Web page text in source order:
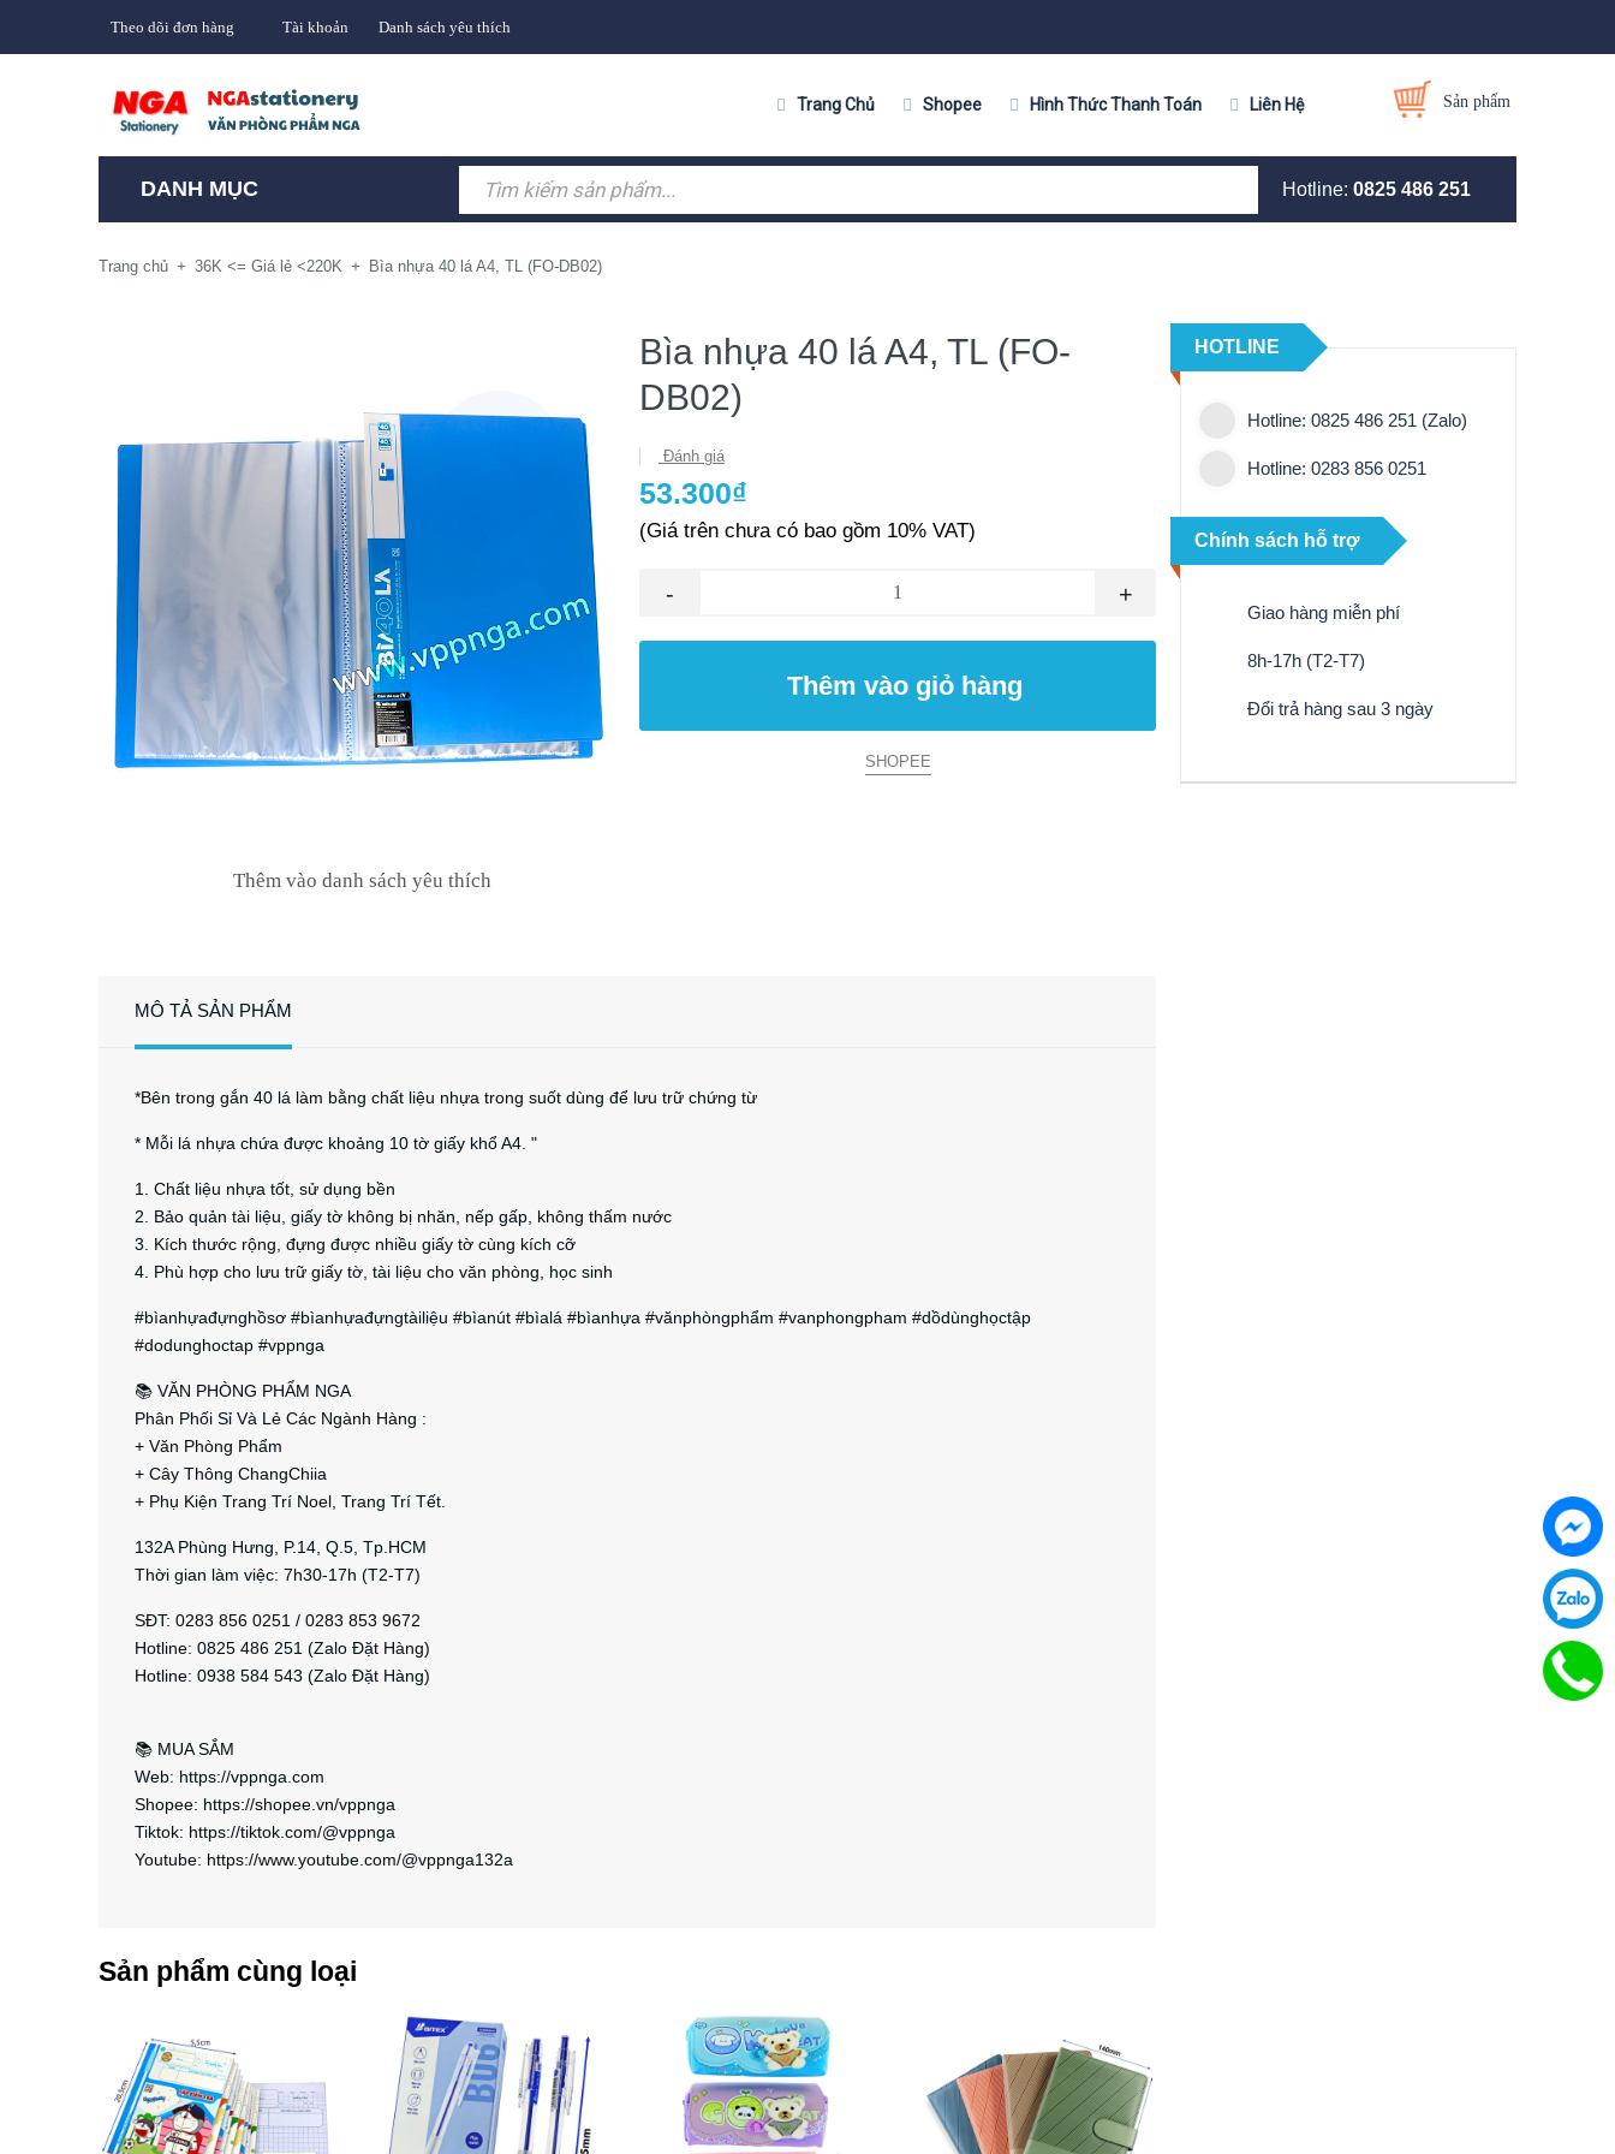
Theo dõi đơn hàng Tài khoản Danh sách yêu thích
Trang Chủ Shopee Hình Thức Thanh Toán Liên Hệ Sản phẩm
DANH MỤC Hotline: 0825 486 251
Trang chủ + 36K <= Giá lẻ <220K + Bìa nhựa 40 lá A4, TL (FO-DB02)
Thêm vào danh sách yêu thích
Bìa nhựa 40 lá A4, TL (FO-
DB02)
Đánh giá
53.300₫
(Giá trên chưa có bao gồm 10% VAT)
- +
Thêm vào giỏ hàng
SHOPEE
MÔ TẢ SẢN PHẨM
*Bên trong gắn 40 lá làm bằng chất liệu nhựa trong suốt dùng để lưu trữ chứng từ
* Mỗi lá nhựa chứa được khoảng 10 tờ giấy khổ A4. "
1. Chất liệu nhựa tốt, sử dụng bền
2. Bảo quản tài liệu, giấy tờ không bị nhăn, nếp gấp, không thấm nước
3. Kích thước rộng, đựng được nhiều giấy tờ cùng kích cỡ
4. Phù hợp cho lưu trữ giấy tờ, tài liệu cho văn phòng, học sinh
#bìanhựađựnghồsơ #bìanhựađựngtàiliệu #bìanút #bìalá #bìanhựa #vănphòngphẩm #vanphongpham #dồdùnghọctập
#dodunghoctap #vppnga
📚 VĂN PHÒNG PHẨM NGA
Phân Phối Sỉ Và Lẻ Các Ngành Hàng :
+ Văn Phòng Phẩm
+ Cây Thông ChangChiia
+ Phụ Kiện Trang Trí Noel, Trang Trí Tết.
132A Phùng Hưng, P.14, Q.5, Tp.HCM
Thời gian làm việc: 7h30-17h (T2-T7)
SĐT: 0283 856 0251 / 0283 853 9672
Hotline: 0825 486 251 (Zalo Đặt Hàng)
Hotline: 0938 584 543 (Zalo Đặt Hàng)
📚 MUA SẮM
Web: https://vppnga.com
Shopee: https://shopee.vn/vppnga
Tiktok: https://tiktok.com/@vppnga
Youtube: https://www.youtube.com/@vppnga132a
Sản phẩm cùng loại
HOTLINE
Hotline: 0825 486 251 (Zalo)
Hotline: 0283 856 0251
Chính sách hỗ trợ
Giao hàng miễn phí
8h-17h (T2-T7)
Đổi trả hàng sau 3 ngày